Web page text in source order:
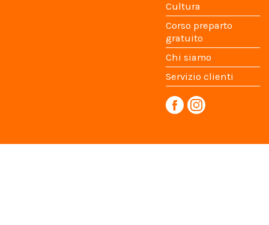
Cultura
Corso preparto
gratuito
Chi siamo
Servizio clienti